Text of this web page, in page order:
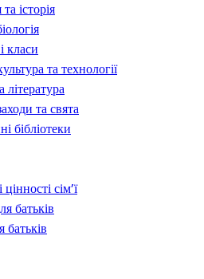
історія
класи
та технології
література
та свята
бібліотеки
сім’ї
батьків